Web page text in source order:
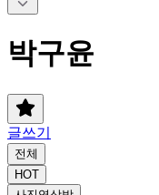
박구윤
글쓰기
전체
HOT